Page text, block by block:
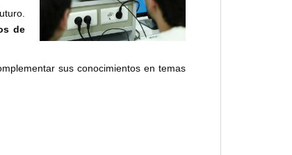
de
sus conocimientos en temas